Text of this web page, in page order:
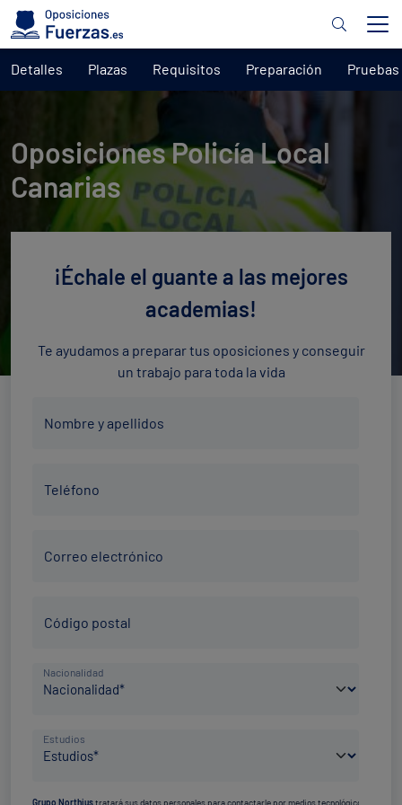
Oposiciones Policía Local
Canarias
Detalles Plazas Requisitos Preparación Pruebas
¡Échale el guante a las mejores
academias!
Te ayudamos a preparar tus oposiciones y conseguir
un trabajo para toda la vida
Nombre y apellidos
Teléfono
electrónico
Correo electrónico
Postal
Código postal
País
de
Nacionalidad
Nivel
de
Estudios
Grupo Northiustratará sus datos personales para contactarle por medios tecnológicos,